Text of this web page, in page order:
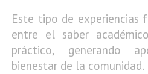
Este tipo de experiencias
entre el saber
práctico, generando
bienestar de la comunidad.